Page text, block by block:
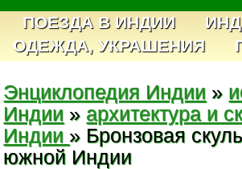
ПОЕЗДА В ИНДИИ
ОДЕЖДА, УКРАШЕНИЯ
Энциклопедия Индии »
Индии » архитектура и
Индии » Бронзовая
южной Индии